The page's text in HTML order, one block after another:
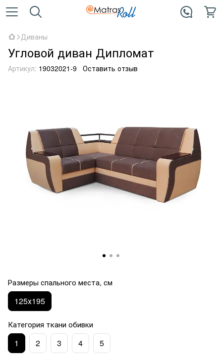
Диваны
Угловой диван Дипломат
Артикул: 19032021-9 Оставить отзыв
Размеры спального места, см
125х195
Категория ткани обивки
1 2 3 4 5